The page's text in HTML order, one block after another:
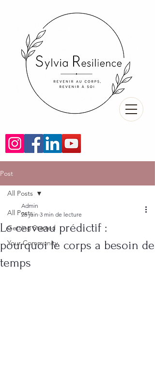
Post
All Posts
Getting Started
Your Community
All Posts
Le cerveau prédictif :
pourquoi le corps a besoin de
temps
Admin
26 juin 3 min de lecture